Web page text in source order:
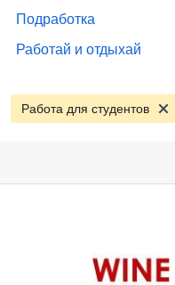
Подработка
Работай и отдыхай
Работа для студентов